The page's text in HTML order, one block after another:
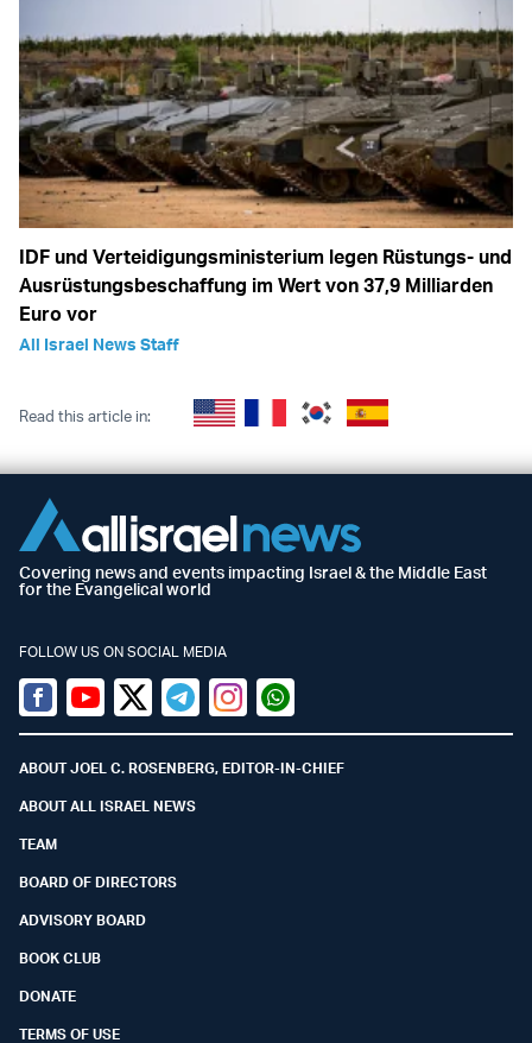
IDF und Verteidigungsministerium legen Rüstungs- und
Ausrüstungsbeschaffung im Wert von 37,9 Milliarden
Euro vor
All Israel News Staff
Read this article in:
Covering news and events impacting Israel & the Middle East
for the Evangelical world
FOLLOW US ON SOCIAL MEDIA
Facebook
YoutubeTwitter (X)
TelegramInstagramWhatsapp
ABOUT JOEL C. ROSENBERG, EDITOR-IN-CHIEF
ABOUT ALL ISRAEL NEWS
TEAM
BOARD OF DIRECTORS
ADVISORY BOARD
BOOK CLUB
DONATE
TERMS OF USE